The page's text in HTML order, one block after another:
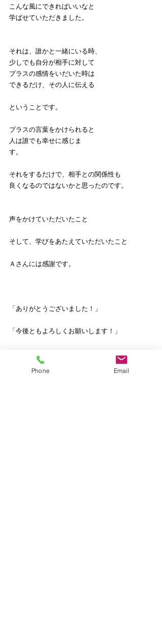
こんな風にできればいいなと
学ばせていただきました。
それは、誰かと一緒にいる時、
少しでも自分が相手に対して
プラスの感情をいだいた時は
できるだけ、その人に伝える
ということです。
プラスの言葉をかけられると
人は誰でも幸せに感じま
す。
それをするだけで、相手との関係性も
良くなるのではないかと思ったのです。
声をかけていただいたこと
そして、学びをあたえていただいたこと
Ａさんには感謝です。
「ありがとうございました！」
「今後ともよろしくお願いします！」
最後までお読みいただき
Phone Email